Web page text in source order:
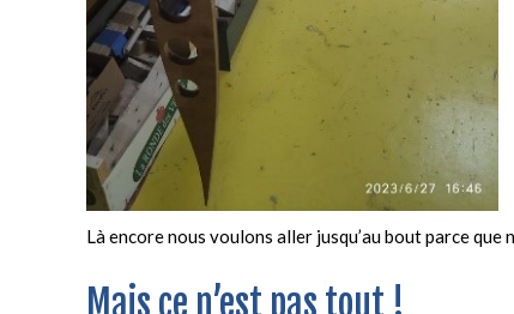
Là encore nous voulons aller jusqu’au bout parce que
Mais ce n’est pas tout !